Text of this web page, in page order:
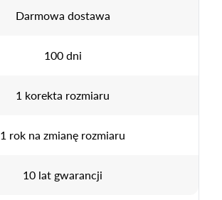
Darmowa dostawa
100 dni
1 korekta rozmiaru
1 rok na zmianę rozmiaru
10 lat gwarancji